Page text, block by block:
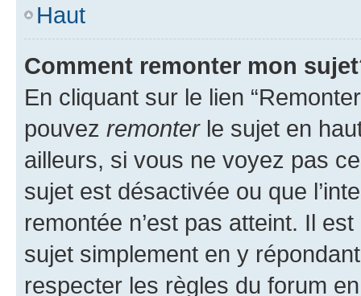
Haut
Comment remonter mon
En cliquant sur le lien
pouvez remonterle sujet en
ailleurs, si vous ne voyez pas
sujet est désactivée ou que
remontée n’est pas atteint. Il
sujet simplement en y
respecter les règles du forum